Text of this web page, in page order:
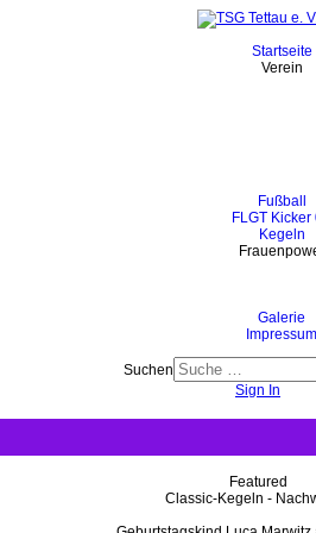
Startseite
Verein
Fußball
FLGT Kicker
Kegeln
Galerie
Impressum
Suchen
Sign In
Featured
Classic-Kegeln -